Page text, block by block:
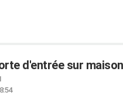
d'entrée sur